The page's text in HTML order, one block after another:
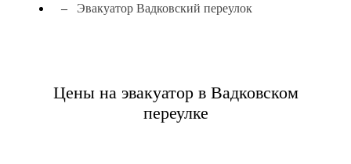
Эвакуатор Вадковский переулок
Цены на эвакуатор в Вадковском
переулке